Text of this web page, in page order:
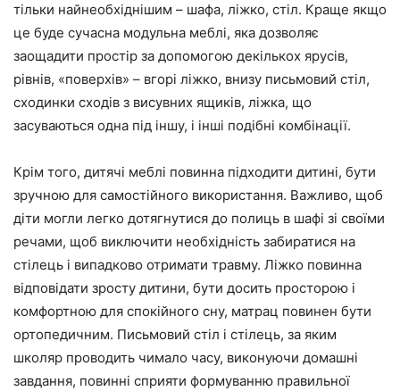
тільки найнеобхіднішим – шафа, ліжко, стіл. Краще якщо
це буде сучасна модульна меблі, яка дозволяє
заощадити простір за допомогою декількох ярусів,
рівнів, «поверхів» – вгорі ліжко, внизу письмовий стіл,
сходинки сходів з висувних ящиків, ліжка, що
засуваються одна під іншу, і інші подібні комбінації.
Крім того, дитячі меблі повинна підходити дитині, бути
зручною для самостійного використання. Важливо, щоб
діти могли легко дотягнутися до полиць в шафі зі своїми
речами, щоб виключити необхідність забиратися на
стілець і випадково отримати травму. Ліжко повинна
відповідати зросту дитини, бути досить просторою і
комфортною для спокійного сну, матрац повинен бути
ортопедичним. Письмовий стіл і стілець, за яким
школяр проводить чимало часу, виконуючи домашні
завдання, повинні сприяти формуванню правильної